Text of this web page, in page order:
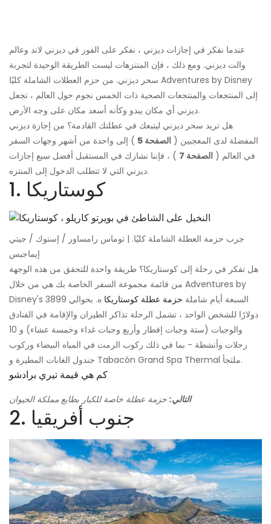
عندما نفكر في إجازات ديزني ، نفكر على الفور في ديزني لاند وعالم
والت ديزني. ومع ذلك ، فإن المتنزهات ليست الطريقة الوحيدة لتجربة
سحر ديزني. من حزم العطلات الشاملة كليًا Adventures by Disney
إلى المنتجعات والمنتجعات الصحية ذات الخمس نجوم حول العالم ، تجعل
ديزني أي مكان يبدو وكأنه أسعد مكان على وجه الأرض.
هل تريد سحر ديزني ليتبعك في عطلتك القادمة؟ من إجازة ديزني
المفضلة لدى المعجبين ( الصفحة 5
) إلى واحدة من أشهر وجهات السفر
في العالم ( الصفحة 7
) ، فإننا نشارك في المستقبل أفضل سبع إجازات
ديزني التي لا تتطلب الدخول إلى المنتزه.
1. كوستاريكا
جرب حزمة العطلة الشاملة كليًا. | توماس رامساور / إستوك / جيتي
إيماجيس
هل تفكر في رحلة إلى كوستاريكا؟ طريقة واحدة للتحقق من هذه الوجهة
من قائمة مجموعة السفر الخاصة بك هي من خلال Adventures by
Disney's السبعة أيام شاملة حزمة عطلة كوستاريكا
ه. بحوالي 3899
دولارًا للشخص الواحد ، تشمل الرحلة تذاكر الطيران والإقامة في الفنادق
والوجبات (ستة وجبات إفطار وأربع وجبات غداء وخمسة عشاء) و 10
رحلات وأنشطة - بما في ذلك ركوب الرمث في المياه البيضاء وركوب
جندول الغابات المطيرة و Tabacón Grand Spa Thermal ملتجأ.
كم هي قيمة تيري برادشو
التالي: حزمة عطلة خاصة للكبار بطابع مملكة الحيوان
2. جنوب أفريقيا